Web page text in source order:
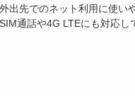
出先でのネット利用に使い
通話や4G LTEにも対応し